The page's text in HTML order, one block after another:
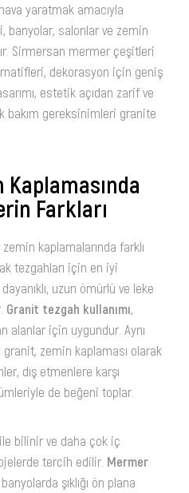
yaratmak amacıyla
banyolar, salonlar ve zemin
Sirmersan mermer çeşitleri
dekorasyon için geniş
estetik açıdan zarif ve
bakım gereksinimleri granite
Kaplamasında
Farkları
kaplamalarında farklı
tezgahları için en iyi
uzun ömürlü ve leke
Granit tezgah kullanımı,
alanlar için uygundur. Aynı
zemin kaplaması olarak
dış etmenlere karşı
de beğeni toplar.
bilinir ve daha çok iç
tercih edilir. Mermer
şıklığı ön plana